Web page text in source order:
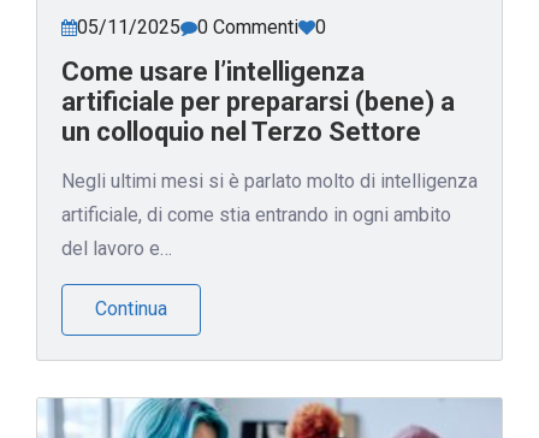
05/11/2025 0 Commenti 0
Come usare l’intelligenza
artificiale per prepararsi (bene) a
un colloquio nel Terzo Settore
Negli ultimi mesi si è parlato molto di intelligenza
artificiale, di come stia entrando in ogni ambito
del lavoro e…
Continua